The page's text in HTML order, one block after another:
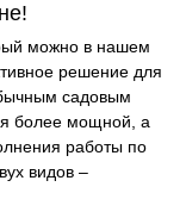
можно в нашем
решение для
садовым
более мощной, а
работы по
видов –